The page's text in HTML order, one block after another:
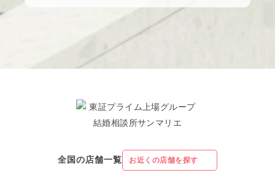
全国の店舗一覧 お近くの店舗を探す